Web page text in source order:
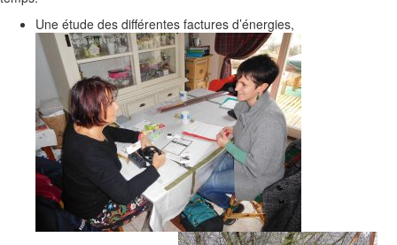
Une étude des différentes factures d’énergies,